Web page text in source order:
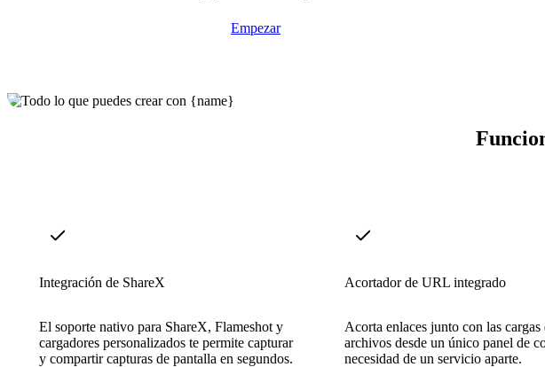
Empezar
Integración de ShareX
El soporte nativo para ShareX, Flameshot y
cargadores personalizados te permite capturar
y compartir capturas de pantalla en segundos.
Acortador de URL integrado
Acorta enlaces junto con las cargas
archivos desde un único panel de
necesidad de un servicio aparte.